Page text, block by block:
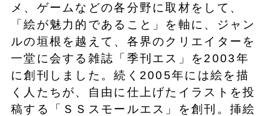
メ、ゲームなどの各分野に取材をして、
「絵が魅力的であること」を軸に、ジャン
ルの垣根を越えて、各界のクリエイターを
一堂に会する雑誌「季刊エス」を2003年
に創刊しました。続く2005年には絵を描
く人たちが、自由に仕上げたイラストを投
稿する「ＳＳスモールエス」を創刊。挿絵